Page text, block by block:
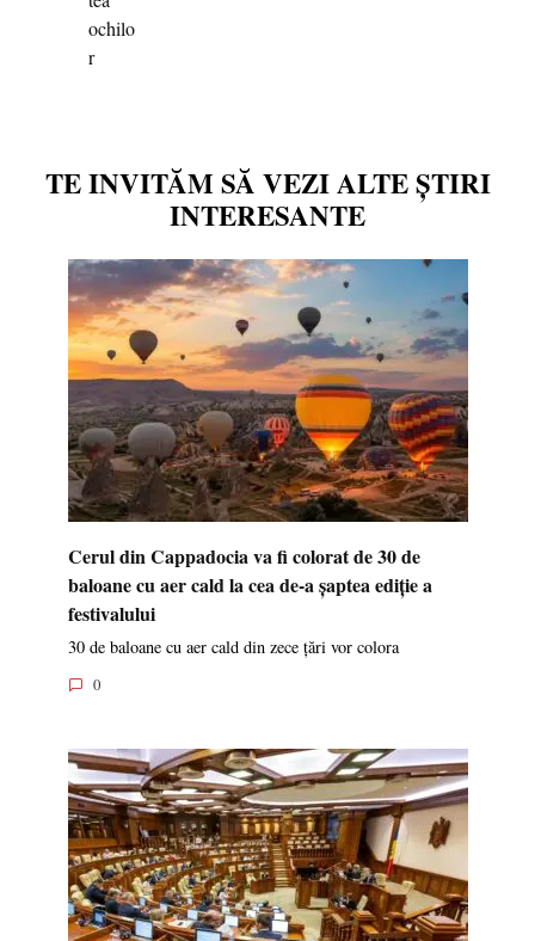
TE INVITĂM SĂ VEZI ALTE ȘTIRI
INTERESANTE
Cerul din Cappadocia va fi colorat de 30 de
baloane cu aer cald la cea de-a șaptea ediție a
festivalului
30 de baloane cu aer cald din zece țări vor colora
0